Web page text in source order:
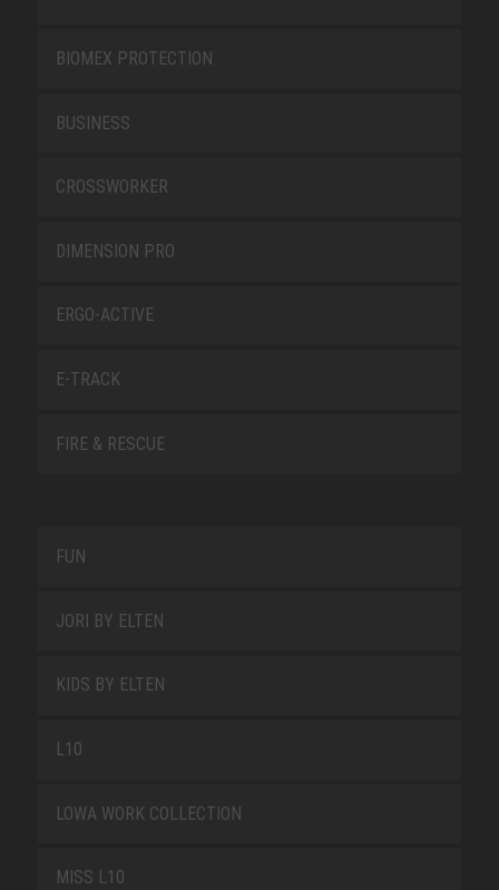
BIOMEX PROTECTION
BUSINESS
CROSSWORKER
DIMENSION PRO
ERGO-ACTIVE
E-TRACK
FIRE & RESCUE
FUN
JORI BY ELTEN
KIDS BY ELTEN
L10
LOWA WORK COLLECTION
MISS L10